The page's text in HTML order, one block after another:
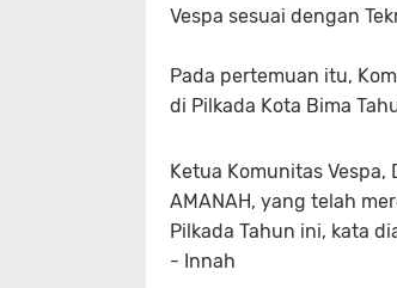
Vespa sesuai dengan
Pada pertemuan itu,
di Pilkada Kota Bima
Ketua Komunitas
AMANAH, yang telah
Pilkada Tahun ini, kata
- Innah